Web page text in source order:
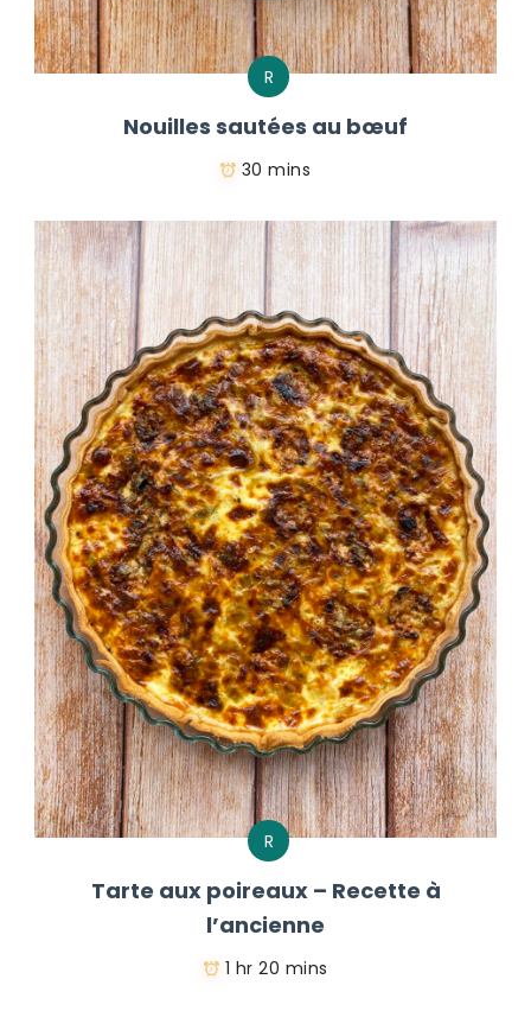
R
Nouilles sautées au bœuf
30 mins
R
Tarte aux poireaux – Recette à
l’ancienne
1 hr 20 mins